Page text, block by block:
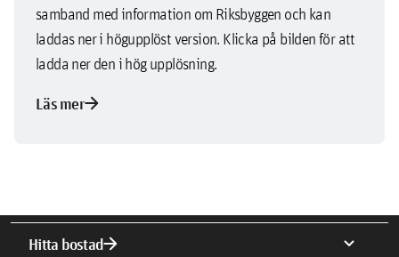
samband med information om Riksbyggen och kan
laddas ner i högupplöst version. Klicka på bilden för att
ladda ner den i hög upplösning.
Läs merarrow_forward
Hitta bostadarrow_forward expand_more